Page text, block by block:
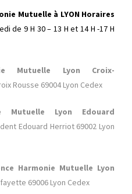
Mutuelle à LYON Horaires
de 9 H 30 – 13 H et 14 H -17 H
Mutuelle Lyon Croix-
Rousse 69004 Lyon Cedex
Mutuelle Lyon Edouard
Edouard Herriot 69002 Lyon
Harmonie Mutuelle Lyon
69006 Lyon Cedex